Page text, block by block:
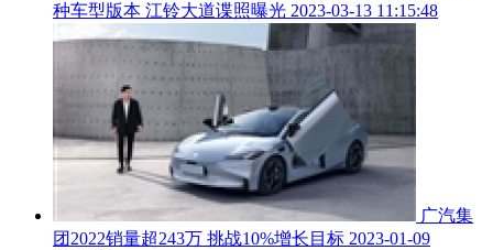
种车型版本 江铃大道谍照曝光 2023-03-13 11:15:48
广汽集
团2022销量超243万 挑战10%增长目标 2023-01-09